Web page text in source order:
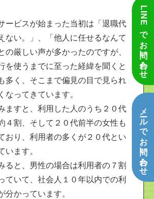
ービスが始まった当初は「退職代
ない。」、「他人に任せるなんて
の厳しい声が多かったのですが、
を使うまでに至った経緯を聞くと
多く、そこまで偏見の目で見られ
なってきています。
ますと、利用した人のうち２０代
４割、そして２０代前半の女性も
おり、利用者の多くが２０代とい
います。
ると、男性の場合は利用者の７割
ていて、社会人１０年以内での利
分かっています。
LINEでお問い合わせ
メールでお問い合わせ